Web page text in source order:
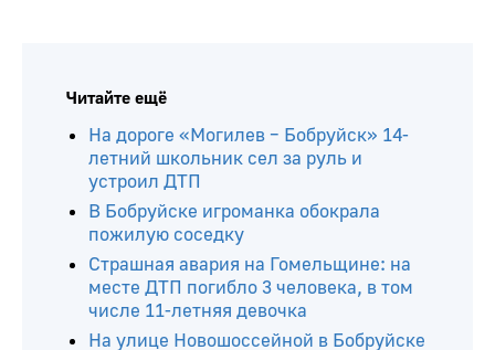
На дороге «Могилев – Бобруйск» 14-
летний школьник сел за руль и
устроил ДТП
В Бобруйске игроманка обокрала
пожилую соседку
Страшная авария на Гомельщине: на
месте ДТП погибло 3 человека, в том
числе 11-летняя девочка